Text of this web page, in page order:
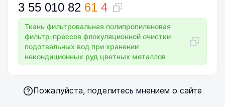
3 55 010 82 61 4
Ткань фильтровальная полипропиленовая
фильтр-прессов флокуляционной очистки
подотвальных вод при хранении
некондиционных руд цветных металлов
Пожалуйста, поделитесь мнением о сайте